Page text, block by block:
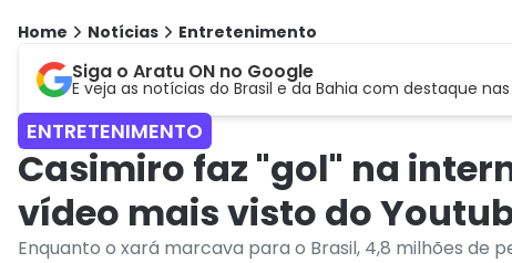
Home Notícias Entretenimento
Siga o Aratu ON no Google
E veja as notícias do Brasil e da Bahia com destaque
ENTRETENIMENTO
Casimiro faz "gol" na
vídeo mais visto do
Enquanto o xará marcava para o Brasil, 4,8 milhões de